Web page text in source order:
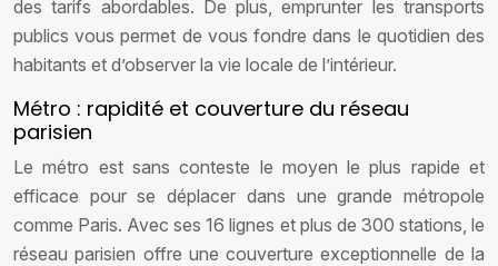
des tarifs abordables. De plus, emprunter les transports
publics vous permet de vous fondre dans le quotidien des
habitants et d’observer la vie locale de l’intérieur.
Métro : rapidité et couverture du réseau
parisien
Le métro est sans conteste le moyen le plus rapide et
efficace pour se déplacer dans une grande métropole
comme Paris. Avec ses 16 lignes et plus de 300 stations, le
réseau parisien offre une couverture exceptionnelle de la